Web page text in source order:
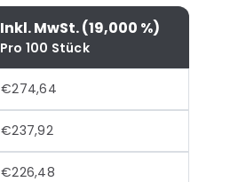
Inkl. MwSt. (19,000 %)
Pro 100 Stück
€274,64
€237,92
€226,48